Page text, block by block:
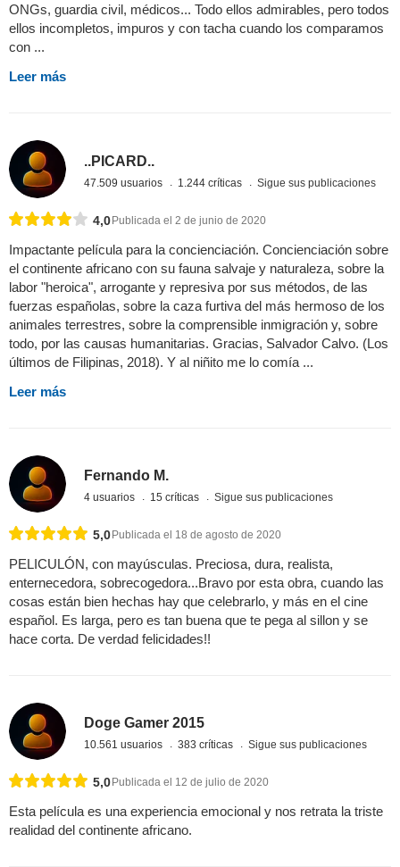
ONGs, guardia civil, médicos... Todo ellos admirables, pero todos
ellos incompletos, impuros y con tacha cuando los comparamos
con ...
Leer más
..PICARD..
47.509 usuarios 1.244 críticas Sigue sus publicaciones
4,0Publicada el 2 de junio de 2020
Impactante película para la concienciación. Concienciación sobre
el continente africano con su fauna salvaje y naturaleza, sobre la
labor "heroica", arrogante y represiva por sus métodos, de las
fuerzas españolas, sobre la caza furtiva del más hermoso de los
animales terrestres, sobre la comprensible inmigración y, sobre
todo, por las causas humanitarias. Gracias, Salvador Calvo. (Los
últimos de Filipinas, 2018). Y al niñito me lo comía ...
Leer más
Fernando M.
4 usuarios 15 críticas Sigue sus publicaciones
5,0Publicada el 18 de agosto de 2020
PELICULÓN, con mayúsculas. Preciosa, dura, realista,
enternecedora, sobrecogedora...Bravo por esta obra, cuando las
cosas están bien hechas hay que celebrarlo, y más en el cine
español. Es larga, pero es tan buena que te pega al sillon y se
hace corta. De verdad felicidades!!
Doge Gamer 2015
10.561 usuarios 383 críticas Sigue sus publicaciones
5,0 Publicada el 12 de julio de 2020
Esta película es una experiencia emocional y nos retrata la triste
realidad del continente africano.